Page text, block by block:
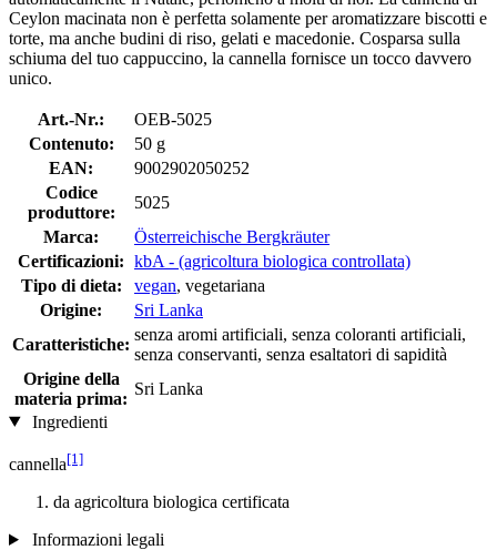
Ceylon macinata non è perfetta solamente per aromatizzare biscotti e
torte, ma anche budini di riso, gelati e macedonie. Cosparsa sulla
schiuma del tuo cappuccino, la cannella fornisce un tocco davvero
unico.
Art.-Nr.:
OEB-5025
Contenuto:
50 g
EAN:
9002902050252
Codice
produttore:
5025
Marca:
Österreichische Bergkräuter
Certificazioni: kbA - (agricoltura biologica controllata)
Tipo di dieta:
vegan, vegetariana
Origine:
Sri Lanka
Caratteristiche:
senza aromi artificiali, senza coloranti artificiali,
senza conservanti, senza esaltatori di sapidità
Origine della
materia prima:
Sri Lanka
Ingredienti
cannella[1]
da agricoltura biologica certificata
Informazioni legali